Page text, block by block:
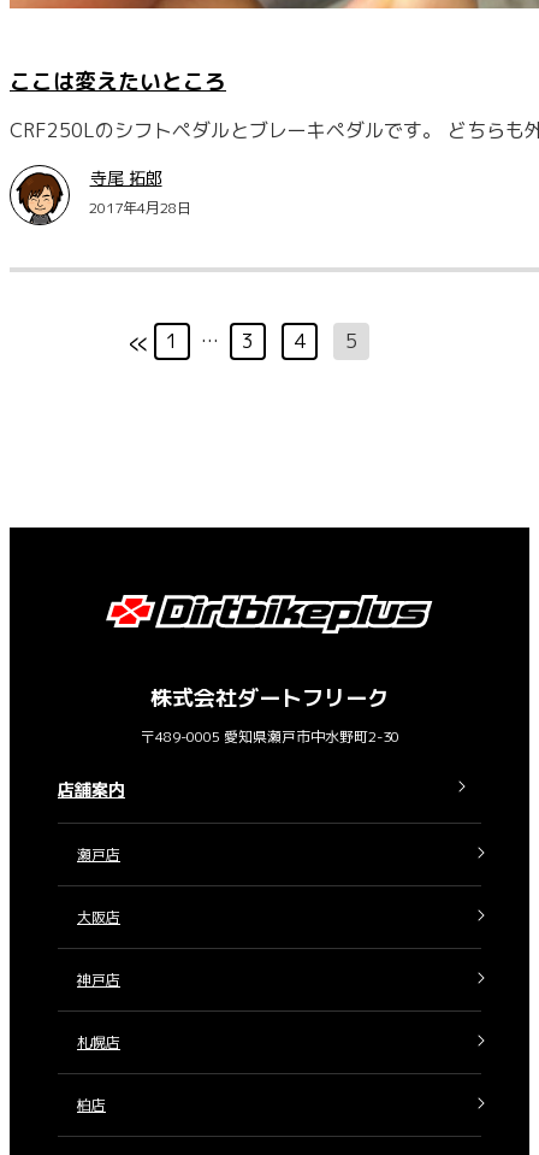
ここは変えたいところ
CRF250Lのシフトペダルとブレーキペダルです。 どちら
寺尾 拓郎
2017年4月28日
« 1 … 3 4 5
株式会社ダートフリーク
〒489-0005 愛知県瀬戸市中水野町2-30
店舗案内
瀬戸店
大阪店
神戸店
札幌店
柏店